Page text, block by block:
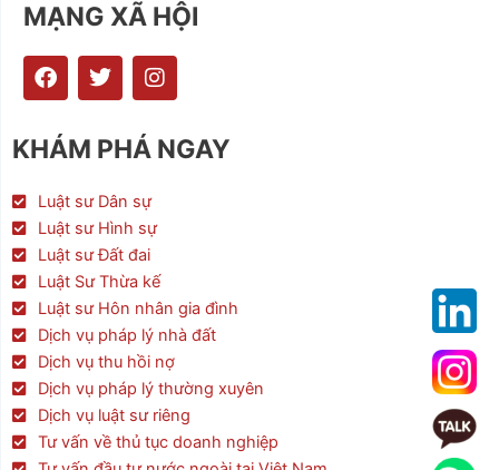
MẠNG XÃ HỘI
F
a
e
b
o
k
T
w
t
t
r
I
n
t
a
a
KHÁM PHÁ NGAY
Luật sư Dân sự
Luật sư Hình sự
Luật sư Đất đai
Luật Sư Thừa kế
Luật sư Hôn nhân gia đình
Dịch vụ pháp lý nhà đất
Dịch vụ thu hồi nợ
Dịch vụ pháp lý thường xuyên
Dịch vụ luật sư riêng
Tư vấn về thủ tục doanh nghiệp